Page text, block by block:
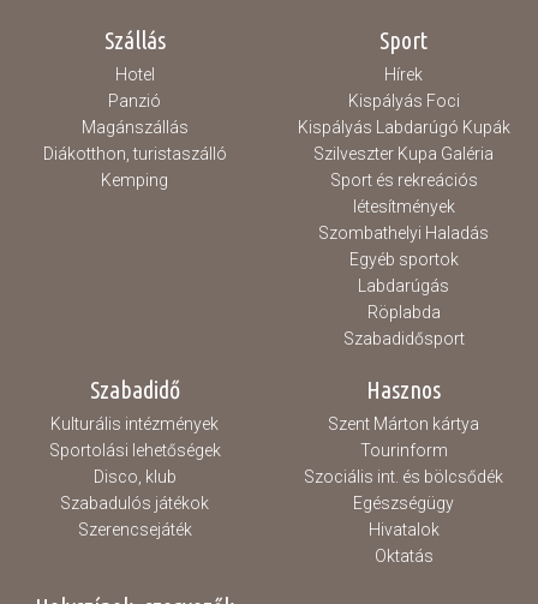
Szállás
Hotel
Panzió
Magánszállás
Diákotthon, turistaszálló
Kemping
Sport
Hírek
Kispályás Foci
Kispályás Labdarúgó Kupák
Szilveszter Kupa Galéria
Sport és rekreációs
létesítmények
Szombathelyi Haladás
Egyéb sportok
Labdarúgás
Röplabda
Szabadidősport
Szabadidő
Kulturális intézmények
Sportolási lehetőségek
Disco, klub
Szabadulós játékok
Szerencsejáték
Hasznos
Szent Márton kártya
Tourinform
Szociális int. és bölcsődék
Egészségügy
Hivatalok
Oktatás